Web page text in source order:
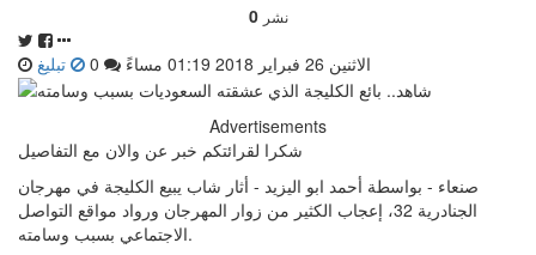
0 نشر
الاثنين 26 فبراير 2018 01:19 مساءً تبليغ
Advertisements
شكرا لقرائتكم خبر عن والان مع التفاصيل
صنعاء - بواسطة أحمد ابو اليزيد - أثار شاب يبيع الكليجة في مهرجان
الجنادرية 32، إعجاب الكثير من زوار المهرجان ورواد مواقع التواصل
الاجتماعي بسبب وسامته.